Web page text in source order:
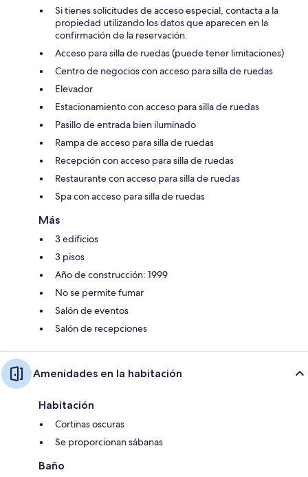
Si tienes solicitudes de acceso especial, contacta a la
propiedad utilizando los datos que aparecen en la
confirmación de la reservación.
Acceso para silla de ruedas (puede tener limitaciones)
Centro de negocios con acceso para silla de ruedas
Elevador
Estacionamiento con acceso para silla de ruedas
Pasillo de entrada bien iluminado
Rampa de acceso para silla de ruedas
Recepción con acceso para silla de ruedas
Restaurante con acceso para silla de ruedas
Spa con acceso para silla de ruedas
Más
3 edificios
3 pisos
Año de construcción: 1999
No se permite fumar
Salón de eventos
Salón de recepciones
Amenidades en la habitación
Habitación
Cortinas oscuras
Se proporcionan sábanas
Baño